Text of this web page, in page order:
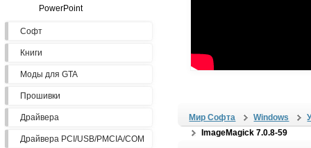
PowerPoint
Софт
Книги
Моды для GTA
Прошивки
Драйвера
Драйвера PCI/USB/PMCIA/COM
Мир Софта Windows
ImageMagick 7.0.8-59